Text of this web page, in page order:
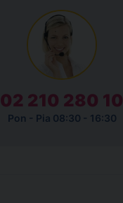
02 210 280 10
Pon - Pia 08:30 - 16:30